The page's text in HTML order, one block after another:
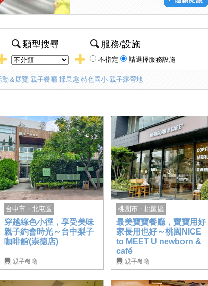
類型搜尋 服務/設施
不指定 請選擇服務設施
動＆展覽 親子餐廳 採果趣 特色國小 親子露營地
台中市・北屯區
穿越綠色小徑，享受美味
親子約會時光～台中梨子
咖啡館(崇德店)
親子餐廳
桃園市・桃園區
最美寶寶餐廳，寶寶用好
家長用也好～桃園NICE
to MEET U newborn &
café
親子餐廳